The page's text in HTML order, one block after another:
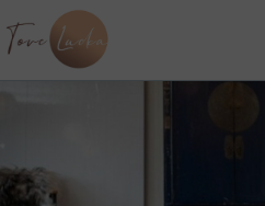
/Kurser og workshops